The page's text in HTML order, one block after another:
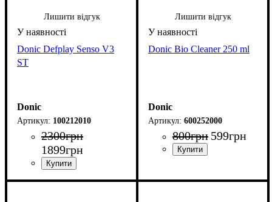
Лишити відгук
Donic Defplay Senso V3
ST
Donic
100212010
2300грн
1899грн
Лишити відгук
Donic Bio Cleaner 250 ml
Donic
600252000
800грн 599грн